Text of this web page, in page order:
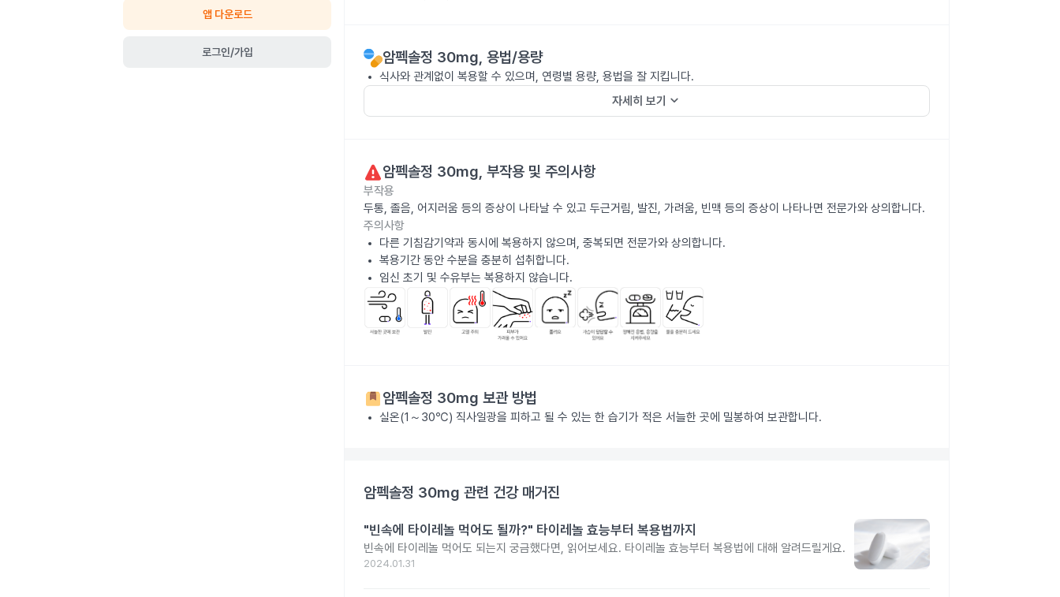
앱 다운로드
로그인/가입 암펙솔정 30mg, 용법/용량
식사와 관계없이 복용할 수 있으며, 연령별 용량, 용법을 잘 지킵니다.
자세히 보기 keyboard_arrow_down
암펙솔정 30mg, 부작용 및 주의사항
부작용
두통, 졸음, 어지러움 등의 증상이 나타날 수 있고 두근거림, 발진, 가려움, 빈맥 등의 증상이 나타나면 전문가와 상의합니다.
주의사항
다른 기침감기약과 동시에 복용하지 않으며, 중복되면 전문가와 상의합니다.
복용기간 동안 수분을 충분히 섭취합니다.
임신 초기 및 수유부는 복용하지 않습니다.
암펙솔정 30mg 보관 방법
실온(1～30℃) 직사일광을 피하고 될 수 있는 한 습기가 적은 서늘한 곳에 밀봉하여 보관합니다.
암펙솔정 30mg 관련 건강 매거진
"빈속에 타이레놀 먹어도 될까?" 타이레놀 효능부터 복용법까지
빈속에 타이레놀 먹어도 되는지 궁금했다면, 읽어보세요. 타이레놀 효능부터 복용법에 대해 알려드릴게요.
2024.01.31